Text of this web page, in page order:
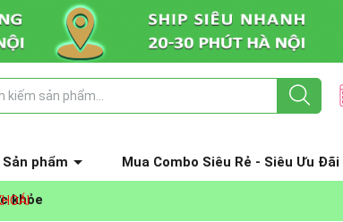
Sản phẩm Mua Combo Siêu Rẻ - Siêu Ưu Đãi
khỏe